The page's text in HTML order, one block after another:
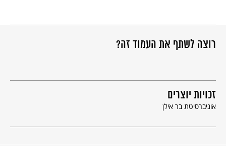
רוצה לשתף את העמוד זה?
זכויות יוצרים
אוניברסיטת בר אילן